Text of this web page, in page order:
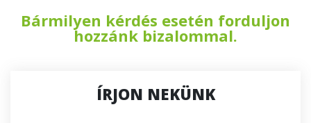
Bármilyen kérdés esetén forduljon
hozzánk bizalommal.
ÍRJON NEKÜNK